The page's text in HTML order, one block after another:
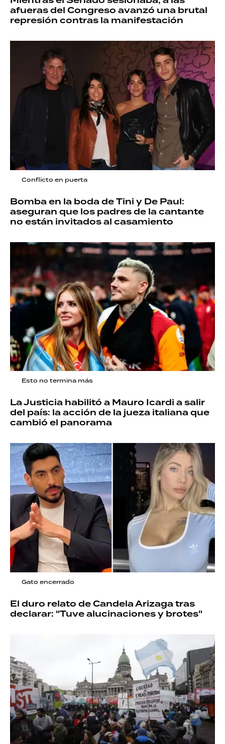
afueras del Congreso avanzó una brutal
represión contras la manifestación
Conflicto en puerta
Bomba en la boda de Tini y De Paul:
aseguran que los padres de la cantante
no están invitados al casamiento
Esto no termina más
La Justicia habilitó a Mauro Icardi a salir
del país: la acción de la jueza italiana que
cambió el panorama
Gato encerrado
El duro relato de Candela Arizaga tras
declarar: "Tuve alucinaciones y brotes"